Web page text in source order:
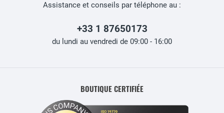
Assistance et conseils par téléphone au :
+33 1 87650173
du lundi au vendredi de 09:00 - 16:00
BOUTIQUE CERTIFIÉE